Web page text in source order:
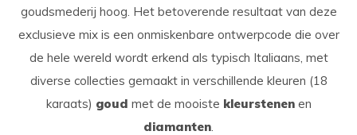
goudsmederij hoog. Het betoverende resultaat van deze
exclusieve mix is ​​een onmiskenbare ontwerpcode die over
de hele wereld wordt erkend als typisch Italiaans, met
diverse collecties gemaakt in verschillende kleuren (18
karaats) goud met de mooiste kleurstenenen
diamanten.